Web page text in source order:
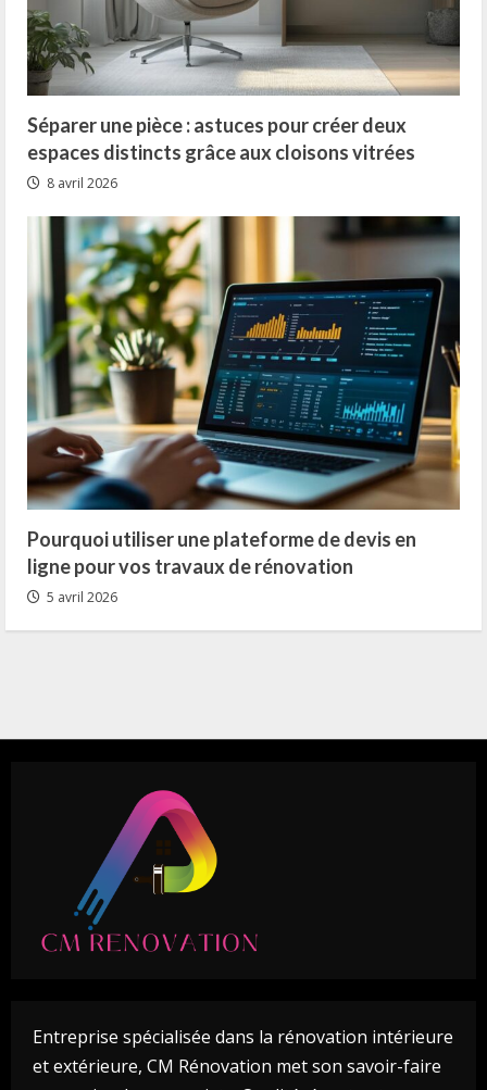
Séparer une pièce : astuces pour créer deux
espaces distincts grâce aux cloisons vitrées
8 avril 2026
Pourquoi utiliser une plateforme de devis en
ligne pour vos travaux de rénovation
5 avril 2026
Entreprise spécialisée dans la rénovation intérieure
et extérieure, CM Rénovation met son savoir-faire